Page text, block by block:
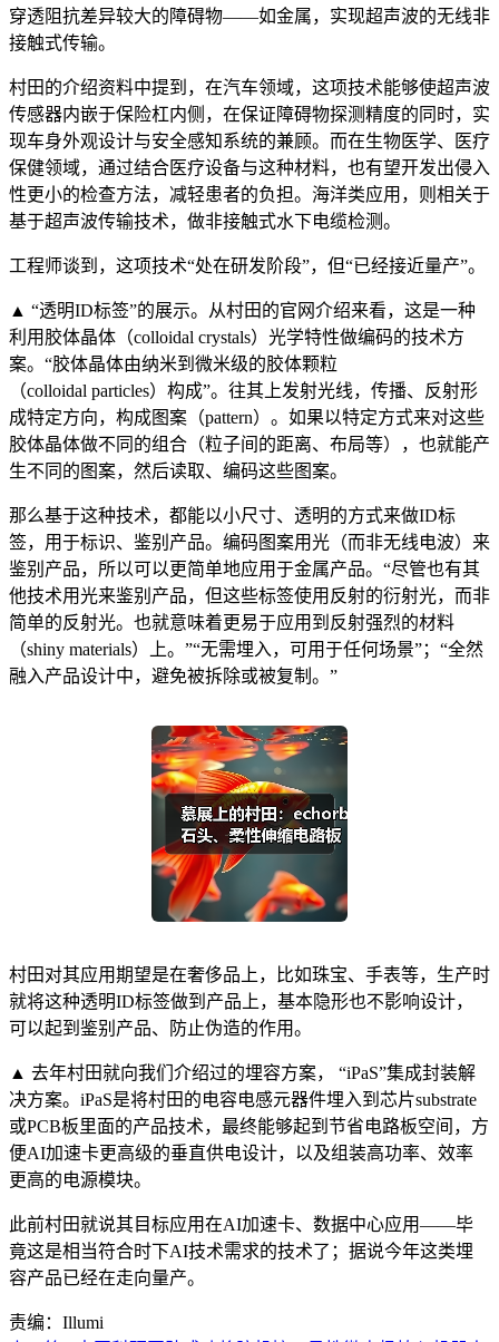
穿透阻抗差异较大的障碍物——如金属，实现超声波的无线非
接触式传输。
村田的介绍资料中提到，在汽车领域，这项技术能够使超声波
传感器内嵌于保险杠内侧，在保证障碍物探测精度的同时，实
现车身外观设计与安全感知系统的兼顾。而在生物医学、医疗
保健领域，通过结合医疗设备与这种材料，也有望开发出侵入
性更小的检查方法，减轻患者的负担。海洋类应用，则相关于
基于超声波传输技术，做非接触式水下电缆检测。
工程师谈到，这项技术“处在研发阶段”，但“已经接近量产”。
▲ “透明ID标签”的展示。从村田的官网介绍来看，这是一种
利用胶体晶体（colloidal crystals）光学特性做编码的技术方
案。“胶体晶体由纳米到微米级的胶体颗粒
（colloidal particles）构成”。往其上发射光线，传播、反射形
成特定方向，构成图案（pattern）。如果以特定方式来对这些
胶体晶体做不同的组合（粒子间的距离、布局等），也就能产
生不同的图案，然后读取、编码这些图案。
那么基于这种技术，都能以小尺寸、透明的方式来做ID标
签，用于标识、鉴别产品。编码图案用光（而非无线电波）来
鉴别产品，所以可以更简单地应用于金属产品。“尽管也有其
他技术用光来鉴别产品，但这些标签使用反射的衍射光，而非
简单的反射光。也就意味着更易于应用到反射强烈的材料
（shiny materials）上。”“无需埋入，可用于任何场景”；“全然
融入产品设计中，避免被拆除或被复制。”
村田对其应用期望是在奢侈品上，比如珠宝、手表等，生产时
就将这种透明ID标签做到产品上，基本隐形也不影响设计，
可以起到鉴别产品、防止伪造的作用。
▲ 去年村田就向我们介绍过的埋容方案， “iPaS”集成封装解
决方案。iPaS是将村田的电容电感元器件埋入到芯片substrate
或PCB板里面的产品技术，最终能够起到节省电路板空间，方
便AI加速卡更高级的垂直供电设计，以及组装高功率、效率
更高的电源模块。
此前村田就说其目标应用在AI加速卡、数据中心应用——毕
竟这是相当符合时下AI技术需求的技术了；据说今年这类埋
容产品已经在走向量产。
责编：Illumi